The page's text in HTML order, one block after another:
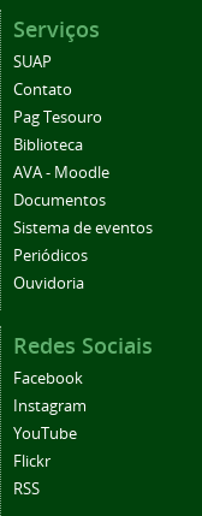
Serviços
SUAP
Contato
Pag Tesouro
Biblioteca
AVA - Moodle
Documentos
Sistema de eventos
Periódicos
Ouvidoria
Redes Sociais
Facebook
Instagram
YouTube
Flickr
RSS